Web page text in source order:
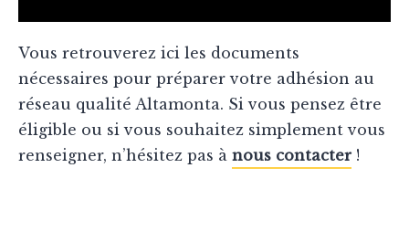
Vous retrouverez ici les documents
nécessaires pour préparer votre adhésion au
réseau qualité Altamonta. Si vous pensez être
éligible ou si vous souhaitez simplement vous
renseigner, n’hésitez pas à nous contacter !